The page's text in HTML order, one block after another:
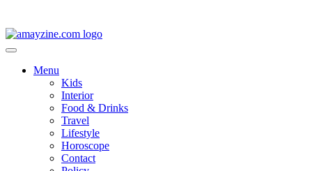
Menu
Kids
Interior
Food & Drinks
Travel
Lifestyle
Horoscope
Contact